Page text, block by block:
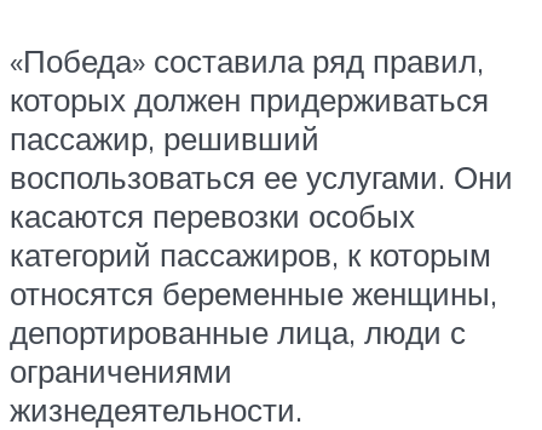
«Победа» составила ряд правил,
которых должен придерживаться
пассажир, решивший
воспользоваться ее услугами. Они
касаются перевозки особых
категорий пассажиров, к которым
относятся беременные женщины,
депортированные лица, люди с
ограничениями
жизнедеятельности.